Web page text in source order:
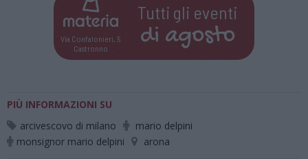
Via Confalonieri, 5
Castronno
Tutti gli eventi
di agosto
PIÙ INFORMAZIONI SU
arcivescovo di milano
mario delpini
monsignor mario delpini
arona